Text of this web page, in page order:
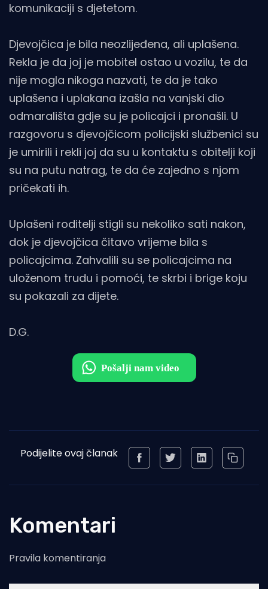
komunikaciji s djetetom.
Djevojčica je bila neozlijeđena, ali uplašena.
Rekla je da joj je mobitel ostao u vozilu, te da
nije mogla nikoga nazvati, te da je tako
uplašena i uplakana izašla na vanjski dio
odmarališta gdje su je policajci i pronašli. U
razgovoru s djevojčicom policijski službenici su
je umirili i rekli joj da su u kontaktu s obitelji koji
su na putu natrag, te da će zajedno s njom
pričekati ih.
Uplašeni roditelji stigli su nekoliko sati nakon,
dok je djevojčica čitavo vrijeme bila s
policajcima. Zahvalili su se policajcima na
uloženom trudu i pomoći, te skrbi i brige koju
su pokazali za dijete.
D.G.
Podijelite ovaj članak
Komentari
Pravila komentiranja